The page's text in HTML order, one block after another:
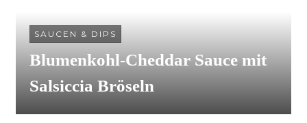
SAUCEN & DIPS
Blumenkohl-Cheddar Sauce mit
Salsiccia Bröseln